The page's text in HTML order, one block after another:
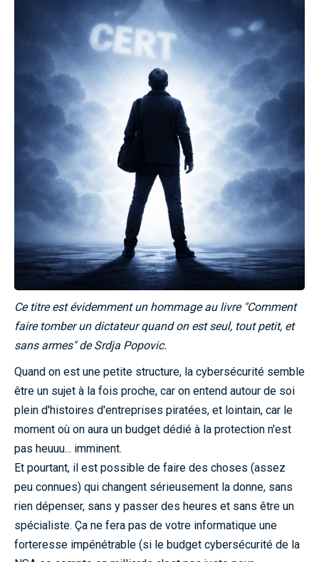
Ce titre est évidemment un hommage au livre "Comment
faire tomber un dictateur quand on est seul, tout petit, et
sans armes" de Srdja Popovic.
Quand on est une petite structure, la cybersécurité semble
être un sujet à la fois proche, car on entend autour de soi
plein d'histoires d'entreprises piratées, et lointain, car le
moment où on aura un budget dédié à la protection n'est
pas heuuu... imminent.
Et pourtant, il est possible de faire des choses (assez
peu connues) qui changent sérieusement la donne, sans
rien dépenser, sans y passer des heures et sans être un
spécialiste. Ça ne fera pas de votre informatique une
forteresse impénétrable (si le budget cybersécurité de la